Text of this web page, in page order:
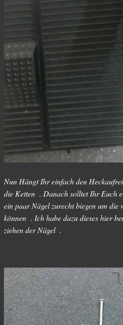
Nun Hängt Ihr einfach den
die Ketten . Danach solltet Ihr Euch
ein paar Nägel zurecht biegen um die
können . Ich habe dazu dieses hier
ziehen der Nägel .